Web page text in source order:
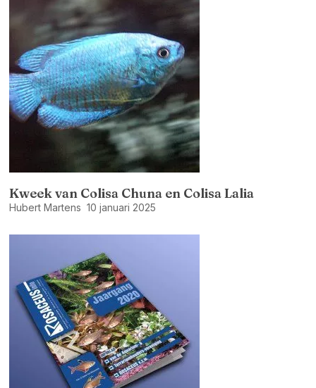
Kweek van Colisa Chuna en Colisa Lalia
Hubert Martens 10 januari 2025